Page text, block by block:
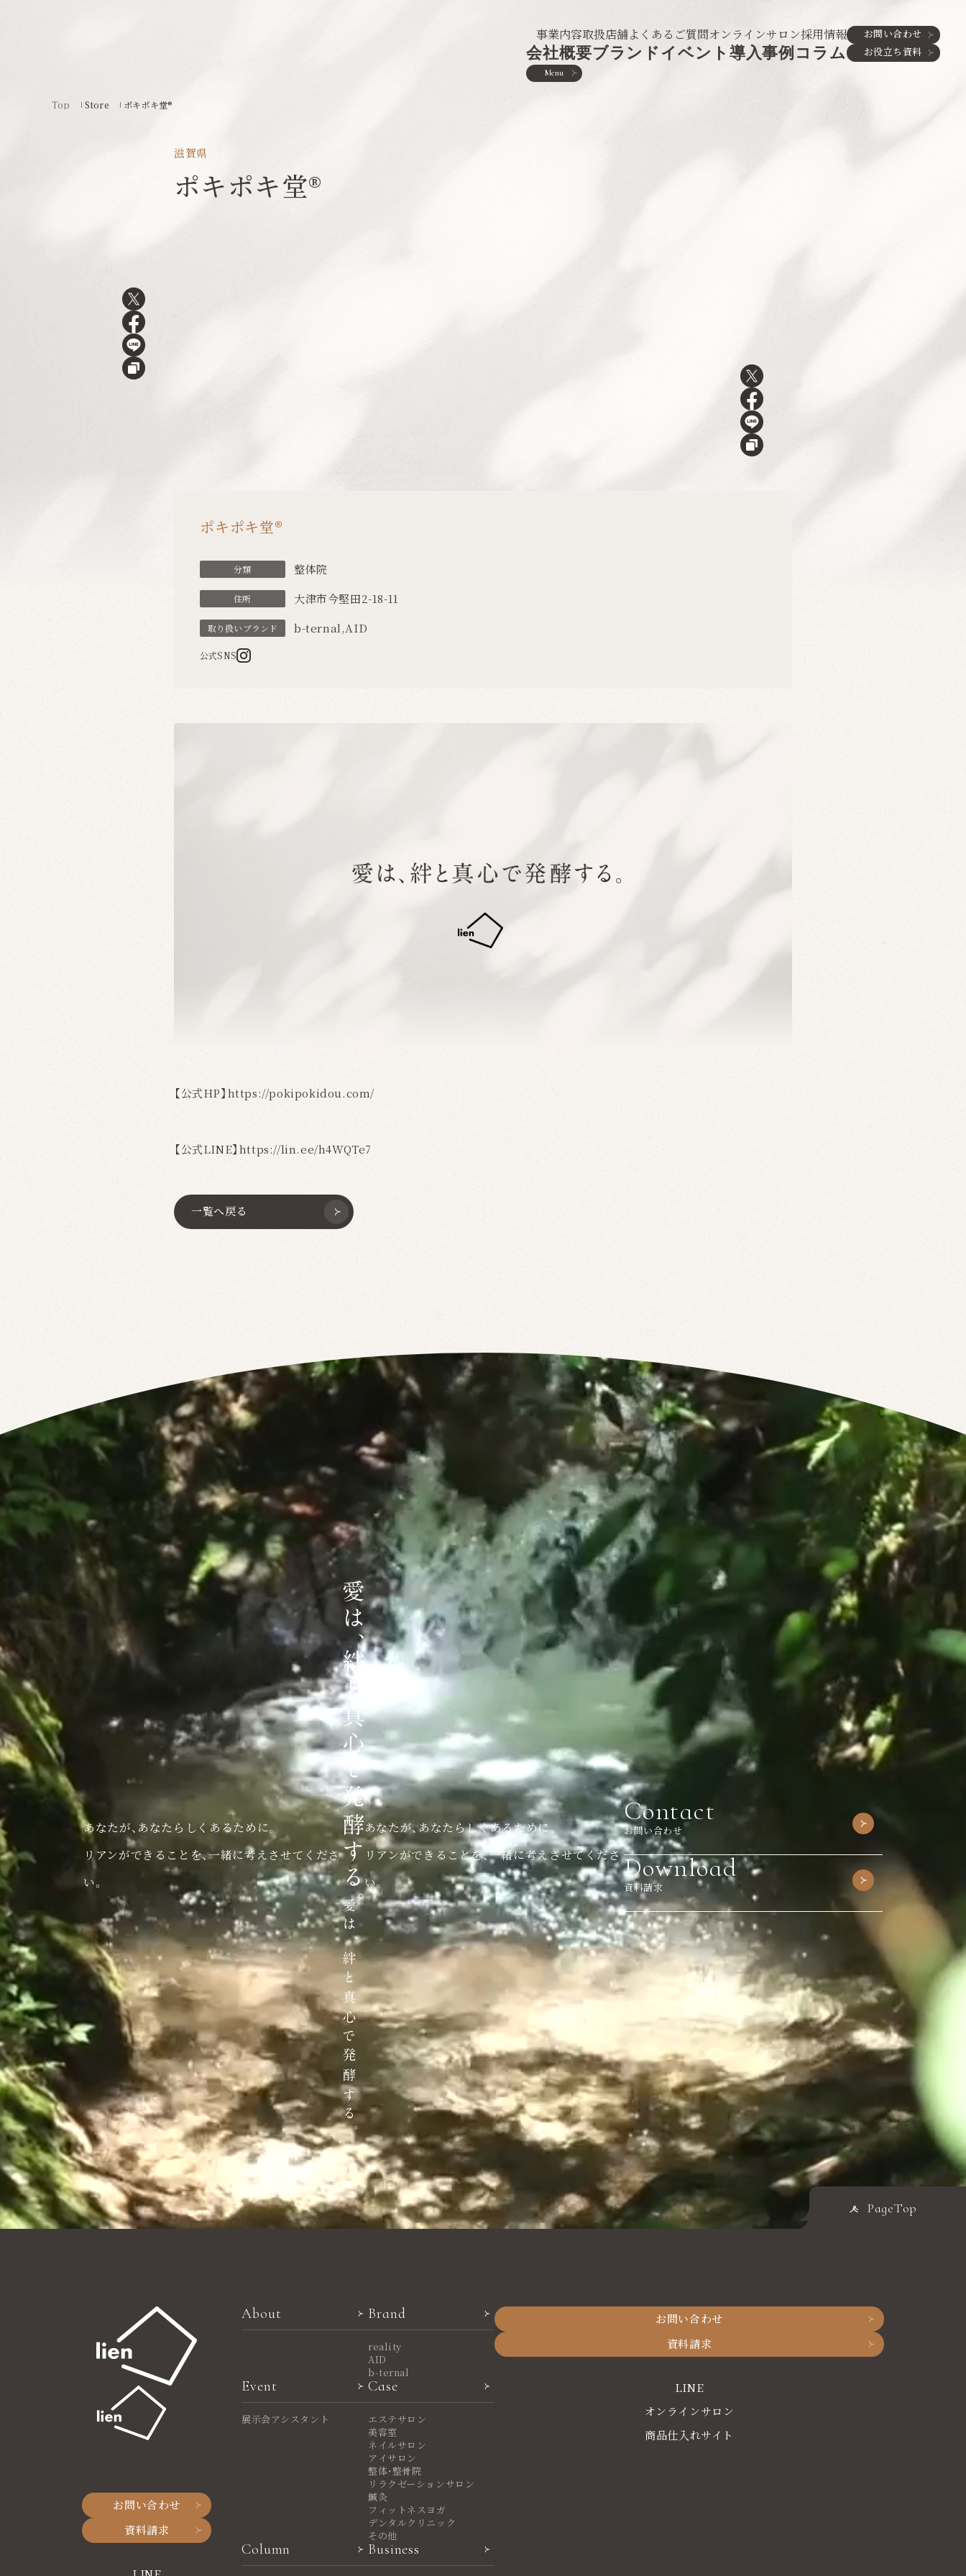
事業内容取扱店舗よくあるご質問オンラインサロン採用情報
会社概要ブランドイベント 導入事例 コラム
お問い合わせ
お役立ち資料
Menu
Top Store ポキポキ堂®︎
滋賀県
ポキポキ堂®︎
ポキポキ堂®︎
分類 整体院
住所 大津市今堅田2-18-11
取り扱い ブランド b-ternal,AID
公式SNS
【公式HP】https://pokipokidou.com/
【公式LINE】https://lin.ee/h4WQTe7
一覧へ戻る
あなたが、あなたらしくあるために。
リアンができることを、一緒に考えさせてくださ
い。
あなたが、あなたらしくあるために。
リアンができることを、一緒に考えさせてくださ
い。
Contact
お問い合わせ
Download
資料請求
PageTop
お問い合わせ
資料請求
About Brand
reality
AID
b-ternal
Event
展示会アシスタント
Case
エステサロン
美容室
ネイルサロン
アイサロン
整体・整骨院
リラクゼーションサロン
鍼灸
フィットネスヨガ
デンタルクリニック
その他
Column Business
お問い合わせ
資料請求
LINE
オンラインサロン
商品仕入れサイト